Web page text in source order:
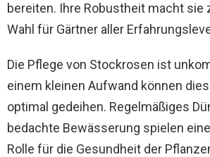
bereiten. Ihre Robustheit macht sie
Wahl für Gärtner aller
Die Pflege von Stockrosen ist
einem kleinen Aufwand können
optimal gedeihen. Regelmäßiges
bedachte Bewässerung spielen
Rolle für die Gesundheit der